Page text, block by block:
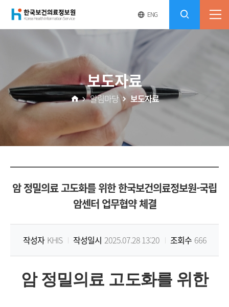
(재)
보
건
의
료
보
Korea
ENG영
사
기
전
기
전
체
보도자료
알림마당 보도자료
암 정밀의료 고도화를 위한 한국보건의료정보원-국립
암센터 업무협약 체결
작성자 KHIS 작성일시 2025.07.28 13:20 조회수 666
암 정밀의료 고도화를 위한